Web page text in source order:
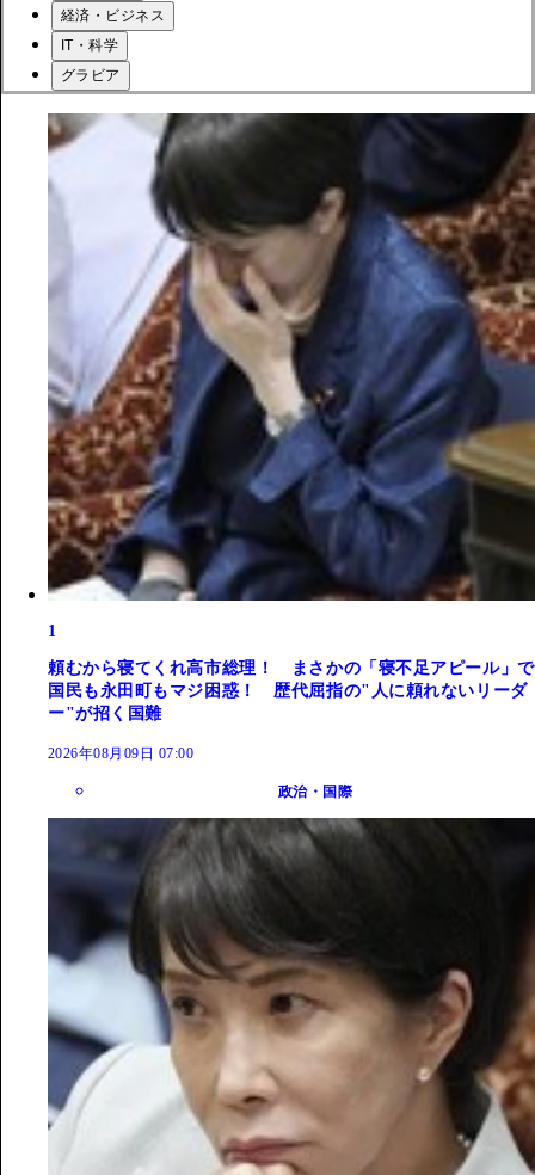
経済・ビジネス
IT・科学
グラビア
1
頼むから寝てくれ高市総理！ まさかの「寝不足アピール」で
国民も永田町もマジ困惑！ 歴代屈指の"人に頼れないリーダ
ー"が招く国難
2026年08月09日 07:00
政治・国際